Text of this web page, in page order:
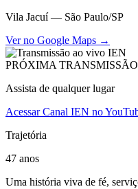
Vila Jacuí — São Paulo/SP
Ver no Google Maps →
PRÓXIMA
Assista de qualquer lugar
Acessar Canal IEN no
Trajetória
47 anos
Uma história viva de fé,